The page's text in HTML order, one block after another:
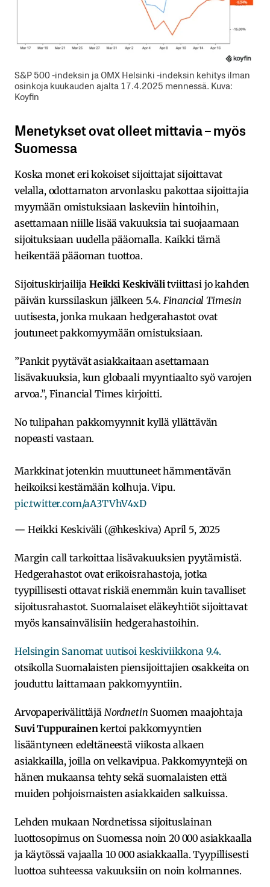
S&P 500 -indeksin ja OMX Helsinki -indeksin kehitys ilman
osinkoja kuukauden ajalta 17.4.2025 mennessä. Kuva:
Koyfin
Menetykset ovat olleet mittavia – myös
Suomessa
Koska monet eri kokoiset sijoittajat sijoittavat
velalla, odottamaton arvonlasku pakottaa sijoittajia
myymään omistuksiaan laskeviin hintoihin,
asettamaan niille lisää vakuuksia tai suojaamaan
sijoituksiaan uudella pääomalla. Kaikki tämä
heikentää pääoman tuottoa.
Sijoituskirjailija Heikki Keskivälitviittasi jo kahden
päivän kurssilaskun jälkeen 5.4. Financial Timesin
uutisesta, jonka mukaan hedgerahastot ovat
joutuneet pakkomyymään omistuksiaan.
”Pankit pyytävät asiakkaitaan asettamaan
lisävakuuksia, kun globaali myyntiaalto syö varojen
arvoa.”, Financial Times kirjoitti.
No tulipahan pakkomyynnit kyllä yllättävän
nopeasti vastaan.
Markkinat jotenkin muuttuneet hämmentävän
heikoiksi kestämään kolhuja. Vipu.
pic.twitter.com/aA3TVhV4xD
— Heikki Keskiväli (@hkeskiva)April 5, 2025
Margin call tarkoittaa lisävakuuksien pyytämistä.
Hedgerahastot ovat erikoisrahastoja, jotka
tyypillisesti ottavat riskiä enemmän kuin tavalliset
sijoitusrahastot. Suomalaiset eläkeyhtiöt sijoittavat
myös kansainvälisiin hedgerahastoihin.
Helsingin Sanomat uutisoi keskiviikkona 9.4.
otsikolla Suomalaisten piensijoittajien osakkeita on
jouduttu laittamaan pakkomyyntiin.
Arvopaperivälittäjä Nordnetin Suomen maajohtaja
Suvi Tuppurainenkertoi pakkomyyntien
lisääntyneen edeltäneestä viikosta alkaen
asiakkailla, joilla on velkavipua. Pakkomyyntejä on
hänen mukaansa tehty sekä suomalaisten että
muiden pohjoismaisten asiakkaiden salkuissa.
Lehden mukaan Nordnetissa sijoituslainan
luottosopimus on Suomessa noin 20 000 asiakkaalla
ja käytössä vajaalla 10 000 asiakkaalla. Tyypillisesti
luottoa suhteessa vakuuksiin on noin kolmannes.